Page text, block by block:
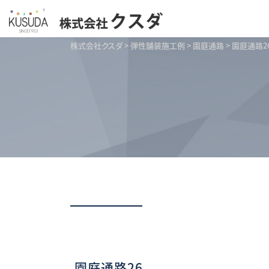
株式会社クスダ> 弾性舗装施工例 > 園庭通路 > 園庭通路